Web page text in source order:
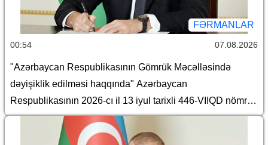
FƏRMANLAR
00:54 07.08.2026
"Azərbaycan Respublikasının Gömrük Məcəlləsində
dəyişiklik edilməsi haqqında" Azərbaycan
Respublikasının 2026-cı il 13 iyul tarixli 446-VIIQD nömrəli
Qanununun tətbiqi və bununla əlaqədar Azərbaycan
Respublikası Prezidentinin bəzi fərmanlarında və